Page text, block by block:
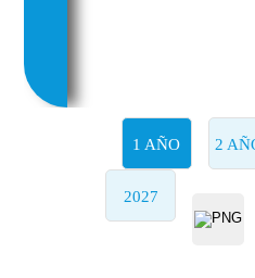
1 AÑO 2
2027